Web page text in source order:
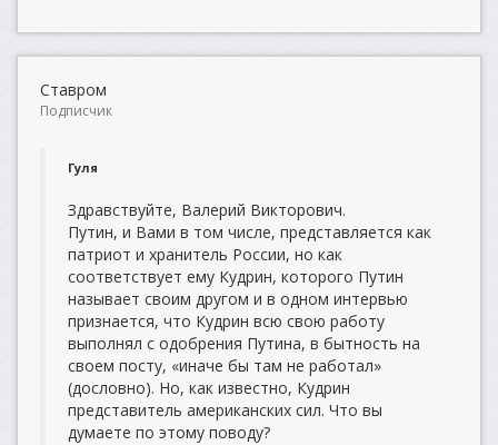
Ставром
Подписчик
Гуля
Здравствуйте, Валерий Викторович.
Путин, и Вами в том числе, представляется как
патриот и хранитель России, но как
соответствует ему Кудрин, которого Путин
называет своим другом и в одном интервью
признается, что Кудрин всю свою работу
выполнял с одобрения Путина, в бытность на
своем посту, «иначе бы там не работал»
(дословно). Но, как известно, Кудрин
представитель американских сил. Что вы
думаете по этому поводу?